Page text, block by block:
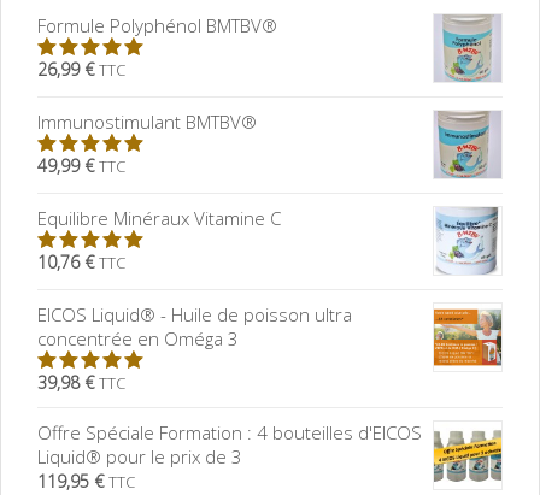
Formule Polyphénol BMTBV®
5.00 sur
26,99 € TTC
Immunostimulant BMTBV®
5.00 sur
49,99 € TTC
Equilibre Minéraux Vitamine C
5.00 sur
10,76 € TTC
EICOS Liquid® - Huile de poisson ultra
concentrée en Oméga 3
5.00 sur
39,98 € TTC
Offre Spéciale Formation : 4 bouteilles d'EICOS
Liquid® pour le prix de 3
119,95 € TTC